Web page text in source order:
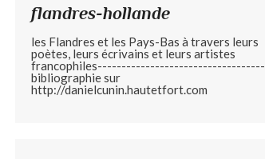
flandres-hollande
les Flandres et les Pays-Bas à travers leurs
poètes, leurs écrivains et leurs artistes
francophiles-----------------------------------
bibliographie sur
http://danielcunin.hautetfort.com